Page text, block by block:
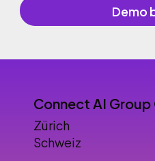
Demo
Connect AI Group
Zürich
Schweiz